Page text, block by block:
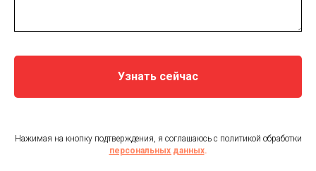
Узнать сейчас
Нажимая на кнопку подтверждения, я соглашаюсь с политикой обработки
персональных данных.